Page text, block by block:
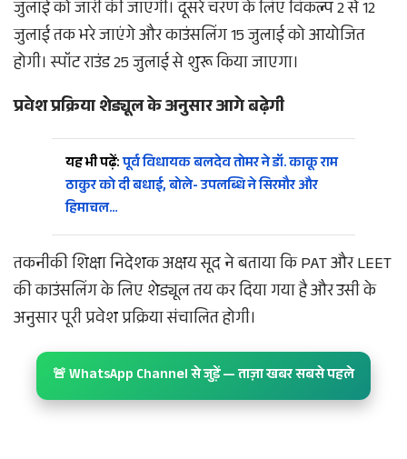
जुलाई को जारी की जाएगी। दूसरे चरण के लिए विकल्प 2 से 12
जुलाई तक भरे जाएंगे और काउंसलिंग 15 जुलाई को आयोजित
होगी। स्पॉट राउंड 25 जुलाई से शुरू किया जाएगा।
प्रवेश प्रक्रिया शेड्यूल के अनुसार आगे बढ़ेगी
यह भी पढ़ें:पूर्व विधायक बलदेव तोमर ने डॉ. काकू राम
ठाकुर को दी बधाई, बोले- उपलब्धि ने सिरमौर और
हिमाचल…
तकनीकी शिक्षा निदेशक अक्षय सूद ने बताया कि PAT और LEET
की काउंसलिंग के लिए शेड्यूल तय कर दिया गया है और उसी के
अनुसार पूरी प्रवेश प्रक्रिया संचालित होगी।
🚨 WhatsApp Channel से जुड़ें — ताज़ा खबर सबसे पहले